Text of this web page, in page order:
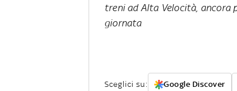
treni ad Alta Velocità, ancora
giornata
Sceglici su: Google Discover